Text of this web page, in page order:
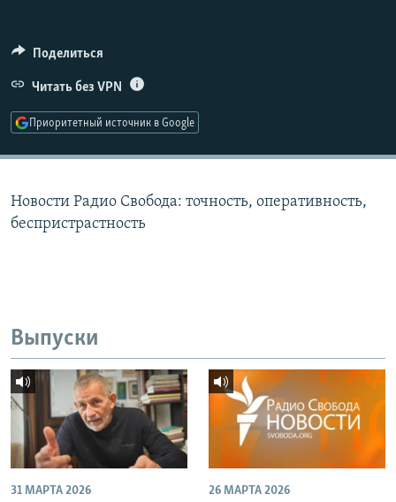
ПОДПИШИТЕСЬ НА РАССЫЛКУ
СОЦИАЛЬНЫЕ СЕТИ
Поделиться
Читать без VPN
Приоритетный источник в Google
Новости Радио Свобода: точность, оперативность,
беспристрастность
Выпуски
31 МАРТА 2026 26 МАРТА 2026